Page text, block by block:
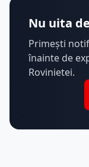
Nu uita
Primești
înainte de
Rovinietei.